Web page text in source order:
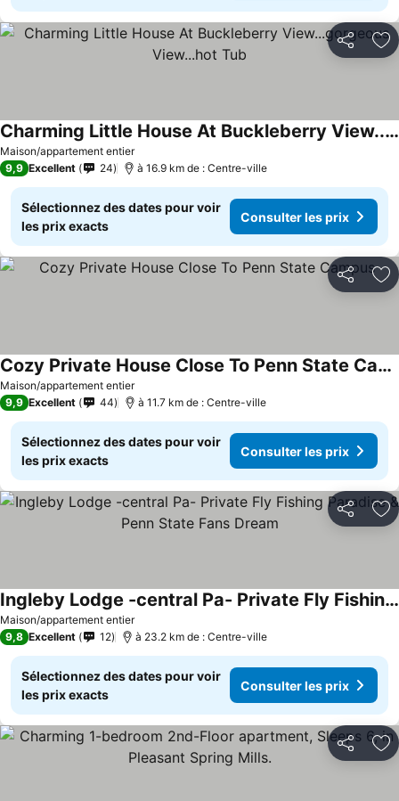
Partager
Maison/appartement entier
Charming Little House At Buckleberry View...gorgeous View...hot Tub
Consulter les prix
9,9 Excellent 24 à 16.9 km de : Centre-ville
Sélectionnez des dates pour voir
les prix exacts
Consulter les prix
Partager
Maison/appartement entier
Cozy Private House Close To Penn State Campus
Consulter les prix
9,9 Excellent 44 à 11.7 km de : Centre-ville
Sélectionnez des dates pour voir
les prix exacts
Consulter les prix
Partager
Maison/appartement entier
Ingleby Lodge -central Pa- Private Fly Fishing Paradise & Penn State Fans Dream
Consulter les prix
9,8 Excellent 12 à 23.2 km de : Centre-ville
Sélectionnez des dates pour voir
les prix exacts
Consulter les prix
Partager